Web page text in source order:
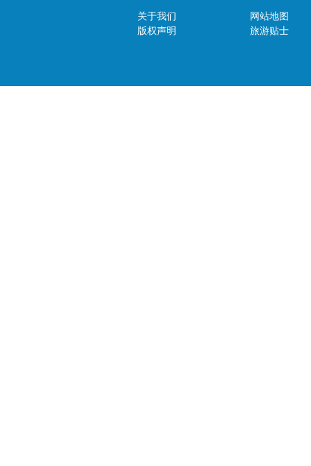
关于我们
版权声明
网站地图
旅游贴士